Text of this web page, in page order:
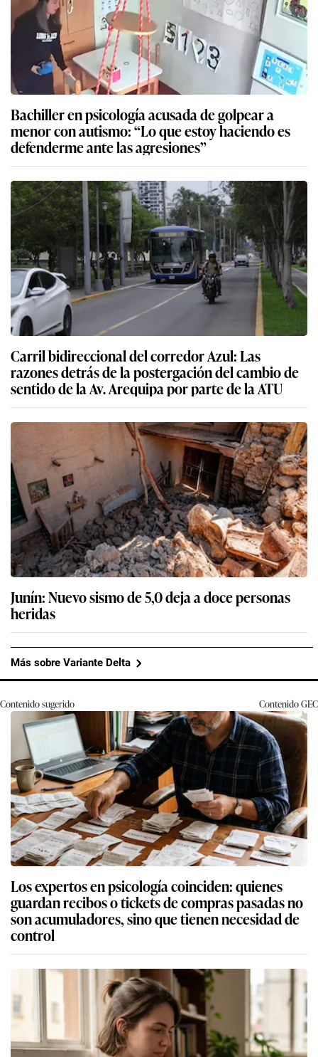
Bachiller en psicología acusada de golpear a
menor con autismo: “Lo que estoy haciendo es
defenderme ante las agresiones”
Carril bidireccional del corredor Azul: Las
razones detrás de la postergación del cambio de
sentido de la Av. Arequipa por parte de la ATU
Junín: Nuevo sismo de 5,0 deja a doce personas
heridas
Más sobre Variante Delta
Contenido sugerido ContenidoGEC
Los expertos en psicología coinciden: quienes
guardan recibos o tickets de compras pasadas no
son acumuladores, sino que tienen necesidad de
control